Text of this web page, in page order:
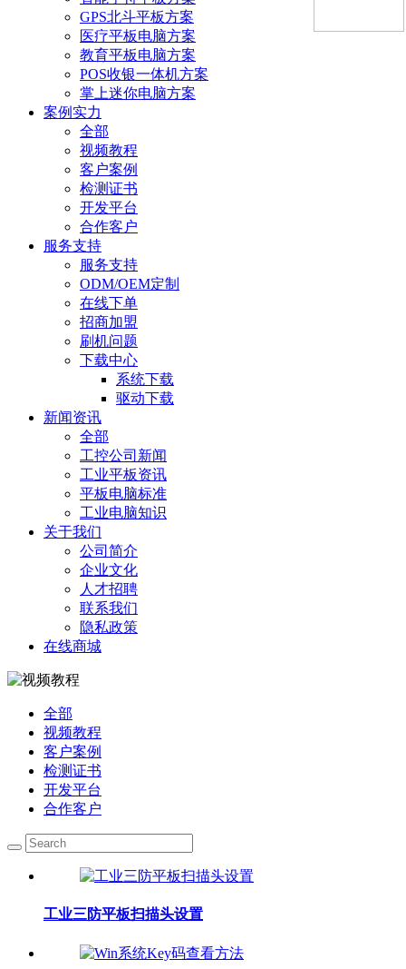
GPS北斗平板方案
医疗平板电脑方案
教育平板电脑方案
POS收银一体机方案
掌上迷你电脑方案
案例实力
全部
视频教程
客户案例
检测证书
开发平台
合作客户
服务支持
服务支持
ODM/OEM定制
在线下单
招商加盟
刷机问题
下载中心
系统下载
驱动下载
新闻资讯
全部
工控公司新闻
工业平板资讯
平板电脑标准
工业电脑知识
关于我们
公司简介
企业文化
人才招聘
联系我们
隐私政策
在线商城
全部
视频教程
客户案例
检测证书
开发平台
合作客户
工业三防平板扫描头设置